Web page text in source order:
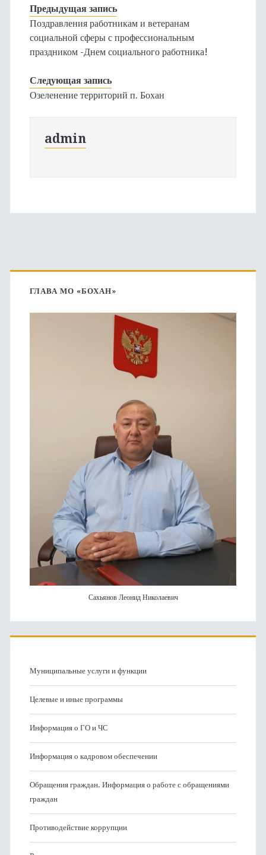
Предыдущая запись
Поздравления работникам и ветеранам
социальной сферы с профессиональным
праздником -Днем социального работника!
Следующая запись
Озеленение территорий п. Бохан
admin
Основная
боковая
ГЛАВА МО «БОХАН»
Сахьянов Леонид Николаевич
Муниципальные услуги и функции
Целевые и иные программы
Информация о ГО и ЧС
Информация о кадровом обеспечении
Обращения граждан. Информация о работе с обращениями
граждан
Противодействие коррупции